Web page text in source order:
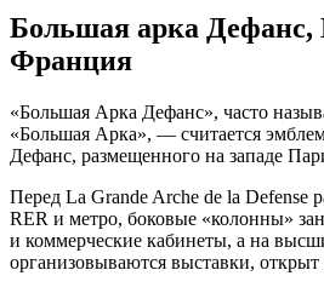
Большая арка
Франция
«Большая Арка Дефанс», часто
«Большая Арка», — считается
Дефанс, размещенного на западе
Перед La Grande Arche de la Defense
RER и метро, боковые «колонны»
и коммерческие кабинеты, а на
организовываются выставки,